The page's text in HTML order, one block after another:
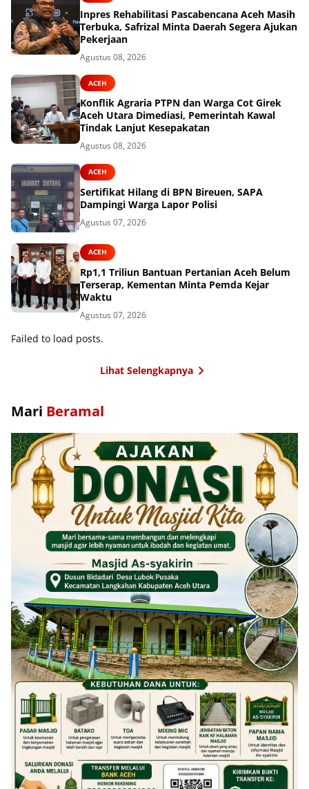
Inpres Rehabilitasi Pascabencana Aceh Masih
Terbuka, Safrizal Minta Daerah Segera Ajukan
Pekerjaan
Agustus 08, 2026
ACEH
Konflik Agraria PTPN dan Warga Cot Girek
Aceh Utara Dimediasi, Pemerintah Kawal
Tindak Lanjut Kesepakatan
Agustus 08, 2026
ACEH
Sertifikat Hilang di BPN Bireuen, SAPA
Dampingi Warga Lapor Polisi
Agustus 07, 2026
ACEH
Rp1,1 Triliun Bantuan Pertanian Aceh Belum
Terserap, Kementan Minta Pemda Kejar
Waktu
Agustus 07, 2026
Failed to load posts.
Lihat Selengkapnya
Mari Beramal